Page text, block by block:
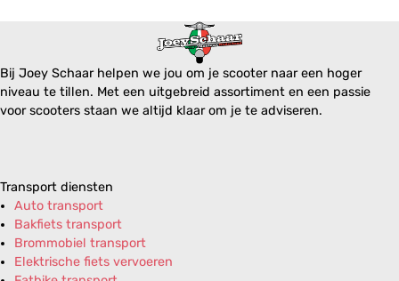
Bij Joey Schaar helpen we jou om je scooter naar een hoger
niveau te tillen. Met een uitgebreid assortiment en een passie
voor scooters staan we altijd klaar om je te adviseren.
Transport diensten
Auto transport
Bakfiets transport
Brommobiel transport
Elektrische fiets vervoeren